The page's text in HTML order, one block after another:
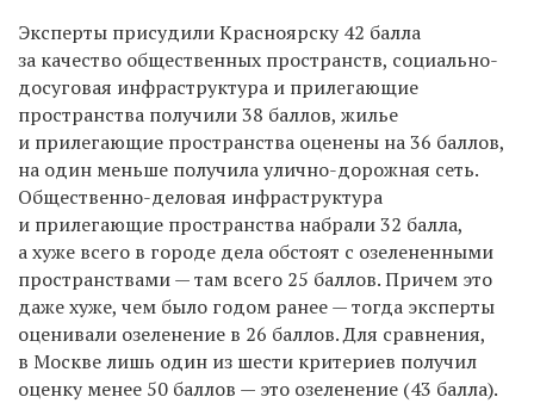
Эксперты присудили Красноярску 42 балла
за качество общественных пространств, социально-
досуговая инфраструктура и прилегающие
пространства получили 38 баллов, жилье
и прилегающие пространства оценены на 36 баллов,
на один меньше получила улично-дорожная сеть.
Общественно-деловая инфраструктура
и прилегающие пространства набрали 32 балла,
а хуже всего в городе дела обстоят с озелененными
пространствами — там всего 25 баллов. Причем это
даже хуже, чем было годом ранее — тогда эксперты
оценивали озеленение в 26 баллов. Для сравнения,
в Москве лишь один из шести критериев получил
оценку менее 50 баллов — это озеленение (43 балла).